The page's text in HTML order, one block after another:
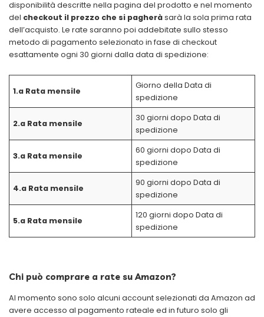
disponibilità descritte nella pagina del prodotto e nel momento
del checkout il prezzo che si pagheràsarà la sola prima rata
dell’acquisto. Le rate saranno poi addebitate sullo stesso
metodo di pagamento selezionato in fase di checkout
esattamente ogni 30 giorni dalla data di spedizione:
1.a Rata mensile
Giorno della Data di
spedizione
2.a Rata mensile
30 giorni dopo Data di
spedizione
3.a Rata mensile
60 giorni dopo Data di
spedizione
4.a Rata mensile
90 giorni dopo Data di
spedizione
5.a Rata mensile
120 giorni dopo Data di
spedizione
Chi può comprare a rate su Amazon?
Al momento sono solo alcuni account selezionati da Amazon ad
avere accesso al pagamento rateale ed in futuro solo gli